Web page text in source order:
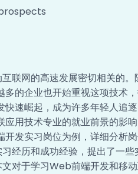
联网的高速发展密切相关的
的企业也开始重视这项技术
速崛起，成为许多年轻人追
用技术专业的就业前景的影
发实习岗位为例，详细分析
经历和成功经验，提出了一
对于学习Web前端开发和移